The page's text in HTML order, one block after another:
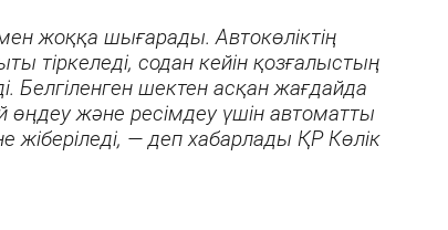
жоққа шығарады. Автокөліктің
тіркеледі, содан кейін қозғалыстың
шектен асқан жағдайда
өңдеу және ресімдеу үшін автоматты
жіберіледі, — деп хабарлады ҚР Көлік